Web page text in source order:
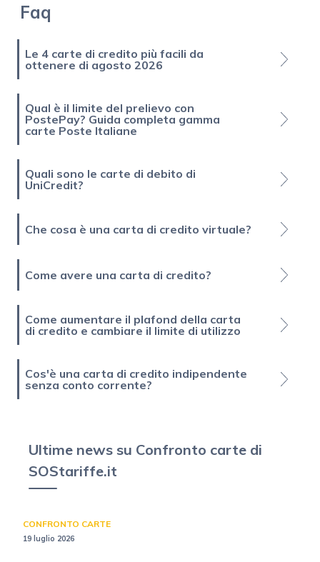
Faq
Le 4 carte di credito più facili da
ottenere di agosto 2026
Qual è il limite del prelievo con
PostePay? Guida completa gamma
carte Poste Italiane
Quali sono le carte di debito di
UniCredit?
Che cosa è una carta di credito virtuale?
Come avere una carta di credito?
Come aumentare il plafond della carta
di credito e cambiare il limite di utilizzo
Cos'è una carta di credito indipendente
senza conto corrente?
Ultime news su Confronto carte di
SOStariffe.it
CONFRONTO CARTE
19 luglio 2026